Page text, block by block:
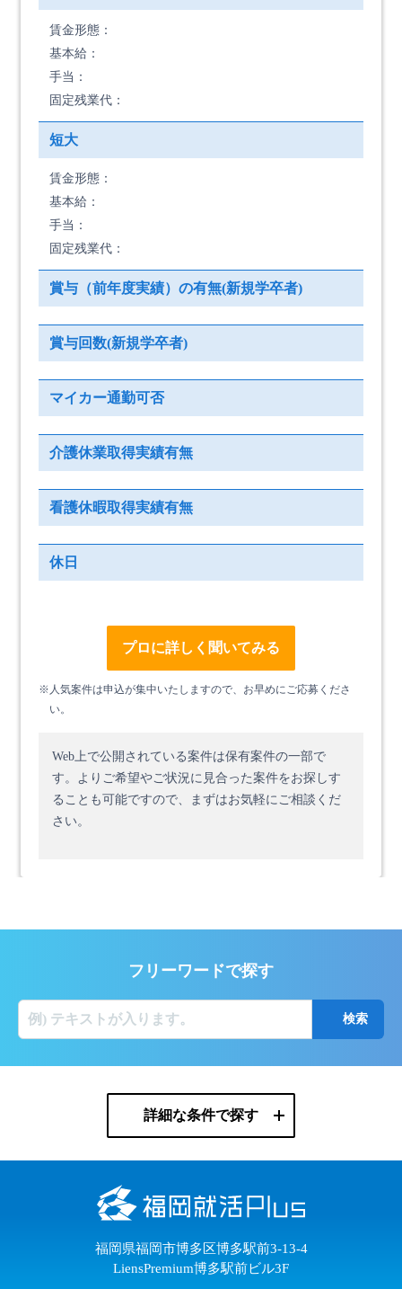
賃金形態：
基本給：
手当：
固定残業代：
短大
賃金形態：
基本給：
手当：
固定残業代：
賞与（前年度実績）の有無(新規学卒者)
賞与回数(新規学卒者)
マイカー通勤可否
介護休業取得実績有無
看護休暇取得実績有無
休日
プロに詳しく聞いてみる
※人気案件は申込が集中いたしますので、お早めにご応募くださ
い。
Web上で公開されている案件は保有案件の一部で
す。 よりご希望やご状況に見合った案件をお探しす
ることも可能ですので、まずはお気軽にご相談くだ
さい。
フリーワードで探す
詳細な条件で探す
福岡県福岡市博多区博多駅前3-13-4
LiensPremium博多駅前ビル3F